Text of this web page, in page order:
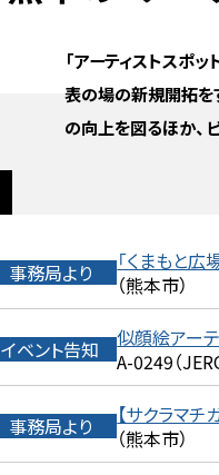
「アーティストスポ
表の場の新規開拓を
の向上を図るほか、
事務局より
「くまもと
（熊本市）
イベント告知
似顔絵アー
A-0249（
事務局より
【サクラマ
（熊本市）